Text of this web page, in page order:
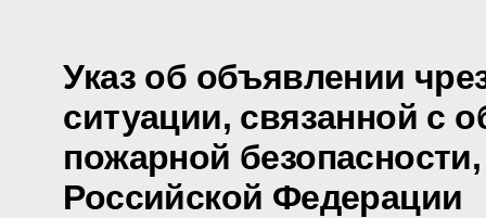
Указ об объявлении
ситуации, связанной с
пожарной
Российской Федерации